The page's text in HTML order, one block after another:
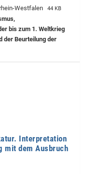
Westfalen 44 KB
bis zum 1. Weltkrieg
der Beurteilung der
Interpretation
mit dem Ausbruch